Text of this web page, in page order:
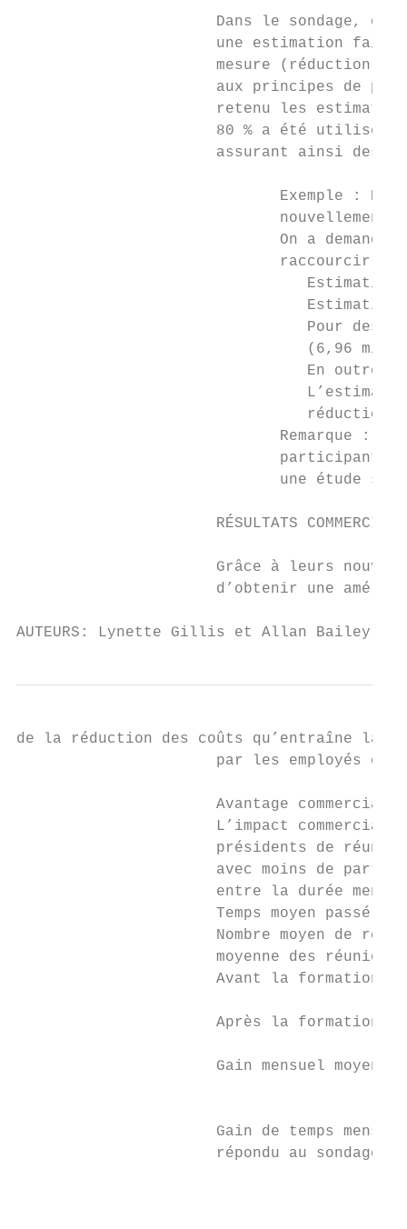
Dans le sondage, on
une estimation
mesure (réduction
aux principes de
retenu les
80 % a été utilisé
assurant ainsi des
Exemple :
nouvellement
On a demandé
raccourcir
Pour des
(6,96
En outre,
                                réduction.
Remarque :
participants
une étude
                      RÉSULTATS COMMERCIAUX
Grâce à leurs
d’obtenir une
AUTEURS: Lynette Gillis et Allan
de la réduction des coûts qu’entraîne la
par les employés
Avantage commercial
L’impact commercial
présidents de
avec moins de
entre la durée
Temps moyen passé
Nombre moyen de
                      moyenne des réunions
Avant la formation
Après la formation
Gain mensuel moyen
Gain de temps
                      répondu au sondage) :